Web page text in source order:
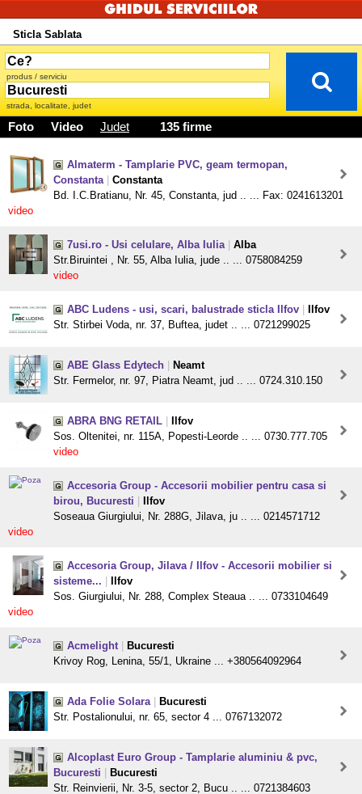
Sticla Sablata
produs / serviciu
strada, localitate, judet
Foto Video Judet 135 firme
Almaterm - Tamplarie PVC, geam termopan,
Constanta
Constanta
Bd. I.C.Bratianu, Nr. 45, Constanta, jud .. ... Fax: 0241613201
video
7usi.ro - Usi celulare, Alba Iulia
Alba
Str.Biruintei , Nr. 55, Alba Iulia, jude .. ... 0758084259
video
ABC Ludens - usi, scari, balustrade sticla Ilfov
Ilfov
Str. Stirbei Voda, nr. 37, Buftea, judet .. ... 0721299025
ABE Glass Edytech
Neamt
Str. Fermelor, nr. 97, Piatra Neamt, jud .. ... 0724.310.150
ABRA BNG RETAIL
Ilfov
Sos. Oltenitei, nr. 115A, Popesti-Leorde .. ... 0730.777.705
video
Accesoria Group - Accesorii mobilier pentru casa si
birou, Bucuresti
Ilfov
Soseaua Giurgiului, Nr. 288G, Jilava, ju .. ... 0214571712
video
Accesoria Group, Jilava / Ilfov - Accesorii mobilier si
sisteme...
Ilfov
Sos. Giurgiului, Nr. 288, Complex Steaua .. ... 0733104649
video
Acmelight
Bucuresti
Krivoy Rog, Lenina, 55/1, Ukraine ... +380564092964
Ada Folie Solara
Bucuresti
Str. Postalionului, nr. 65, sector 4 ... 0767132072
Alcoplast Euro Group - Tamplarie aluminiu & pvc,
Bucuresti
Bucuresti
Str. Reinvierii, Nr. 3-5, sector 2, Bucu .. ... 0721384603